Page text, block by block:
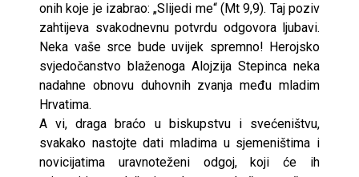
onih koje je izabrao: „Slijedi me“ (Mt 9,9). Taj poziv
zahtijeva svakodnevnu potvrdu odgovora ljubavi.
Neka vaše srce bude uvijek spremno! Herojsko
svjedočanstvo blaženoga Alojzija Stepinca neka
nadahne obnovu duhovnih zvanja među mladim
Hrvatima.
A vi, draga braćo u biskupstvu i svećeništvu,
svakako nastojte dati mladima u sjemeništima i
novicijatima uravnoteženi odgoj, koji će ih